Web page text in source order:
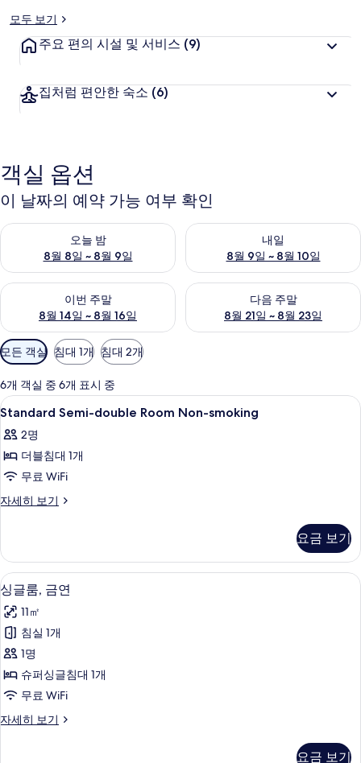
모두 보기
주요 편의 시설 및 서비스 (9)
집처럼 편안한 숙소 (6)
객실 옵션
이 날짜의 예약 가능 여부 확인
오늘 밤
8월 8일 ~ 8월 9일
오늘 밤 예약 가능 여부 확인, 8월 8일 ~ 8월 9일
내일
8월 9일 ~ 8월 10일
내일 예약 가능 여부 확인, 8월
이번 주말
8월 14일 ~ 8월 16일
이번 주말 예약 가능 여부 확인, 8월 14일 ~ 8월 16일
다음 주말
8월 21일 ~ 8월 23일
다음 주말 예약 가능 여부 확인
객
실
에
사
용
가
능
한
터
모든 객실 침대 1개 침대 2개
6개 객실 중 6개 표시 중
Standard
Semi-
double
Room
Non-
smoking
모
두
보
기
책상, 암막 커튼, 다리미/다리미판, 무
1
Standard Semi-double Room Non-smoking
2명
더블침대 1개
무료 WiFi
자세히 보기
Standard
Non-
smoking
자
세
히
보
기
요금 보기
싱
글
룸,
금
연
사
모
싱글룸, 금연 | 책상, 암막 커튼, 다리미
9
싱글룸, 금연
11㎡
침실 1개
1명
슈퍼싱글침대 1개
무료 WiFi
자세히 보기
싱
요금 보기